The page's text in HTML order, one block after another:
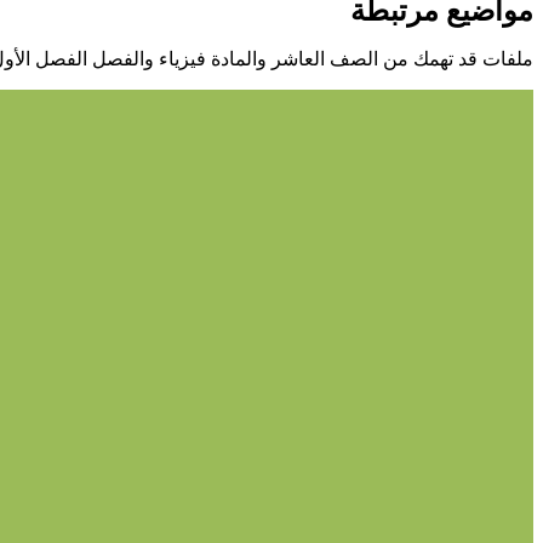
مواضيع مرتبطة
ملفات قد تهمك من الصف العاشر والمادة فيزياء والفصل الفصل